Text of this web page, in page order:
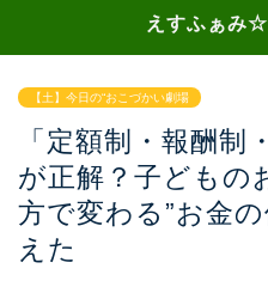
えすふぁみ
【土】今日の“おこづかい劇場
「定額制・報酬
が正解？子どもの
方で変わる”お金
えた